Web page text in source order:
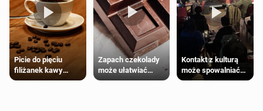
Picie do pięciu
filiżanek kawy
dziennie jest
Zapach czekolady
może ułatwiać
trening siłowy
Kontakt z kulturą
może spowalniać
starzenie